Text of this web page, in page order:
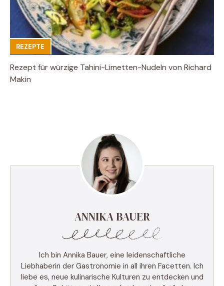
REZEPTE
Rezept für würzige Tahini-Limetten-Nudeln von Richard
Makin
ANNIKA BAUER
Ich bin Annika Bauer, eine leidenschaftliche
Liebhaberin der Gastronomie in all ihren Facetten. Ich
liebe es, neue kulinarische Kulturen zu entdecken und